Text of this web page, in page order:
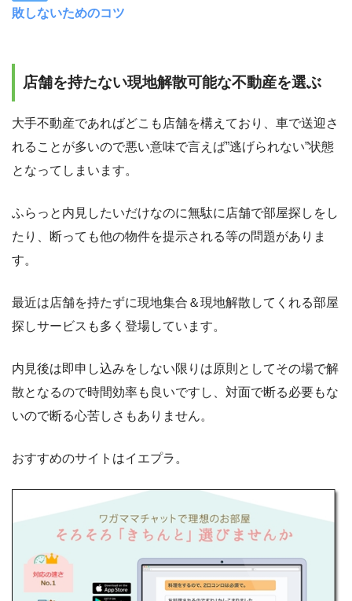
敗しないためのコツ
店舗を持たない現地解散可能な不動産を選ぶ
大手不動産であればどこも店舗を構えており、車で送迎さ
れることが多いので悪い意味で言えば”逃げられない”状態
となってしまいます。
ふらっと内見したいだけなのに無駄に店舗で部屋探しをし
たり、断っても他の物件を提示される等の問題がありま
す。
最近は店舗を持たずに現地集合＆現地解散してくれる部屋
探しサービスも多く登場しています。
内見後は即申し込みをしない限りは原則としてその場で解
散となるので時間効率も良いですし、対面で断る必要もな
いので断る心苦しさもありません。
おすすめのサイトはイエプラ。